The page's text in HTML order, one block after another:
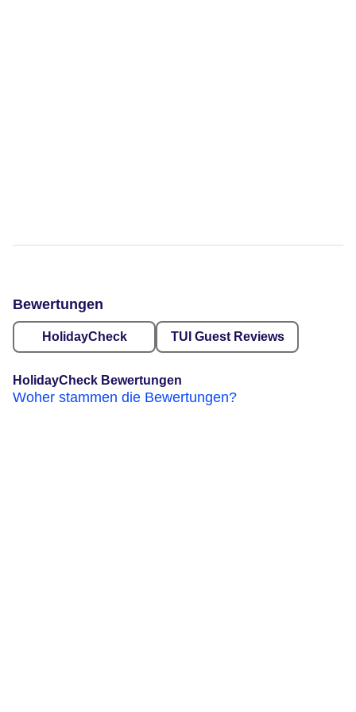
Bewertungen
HolidayCheck TUI Guest Reviews
HolidayCheck Bewertungen
Woher stammen die Bewertungen?